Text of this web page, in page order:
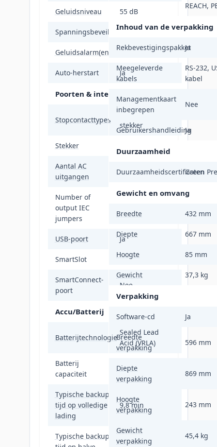
Geluidsniveau 55 dB
Spanningsbeveiliging
Ja
Geluidsalarm(en) Ja
Auto-herstart Ja
Poorten & interfaces
Stopcontacttypes
C13 stekker, C19
stekker
Stekker
Aantal AC
uitgangen
9 AC-uitgang(en)
Number of
output IEC
jumpers
USB-poort Ja
SmartSlot Ja
SmartConnect-
poort
Nee
Accu/Batterij
Batterijtechnologie
Sealed Lead
Acid (VRLA)
Batterij
capaciteit
702 VAh
Typische backup
tijd op volledige
lading
9,8 min
Typische backup
REACH,
Inhoud van de verpakking
Rekbevestigingspakket
Ja
Meegeleverde
kabels
RS-232,
kabel
Managementkaart
inbegrepen
Nee
Gebruikershandleiding
Ja
Duurzaamheid
Duurzaamheidscertificaten
Green
Gewicht en omvang
Breedte 432 mm
Diepte 667 mm
Hoogte 85 mm
Gewicht 37,3 kg
Verpakking
Software-cd Ja
Breedte
verpakking
596 mm
Diepte
verpakking
869 mm
Hoogte
verpakking
243 mm
Gewicht
verpakking
45,4 kg